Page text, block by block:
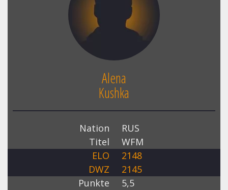
Alena
Kushka
Nation
RUS
Titel
WFM
ELO
2148
DWZ
2145
Punkte
5,5